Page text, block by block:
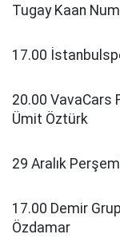
Tugay Kaan
17.00
20.00 VavaCars
Ümit Öztürk
29 Aralık
17.00 Demir
Özdamar